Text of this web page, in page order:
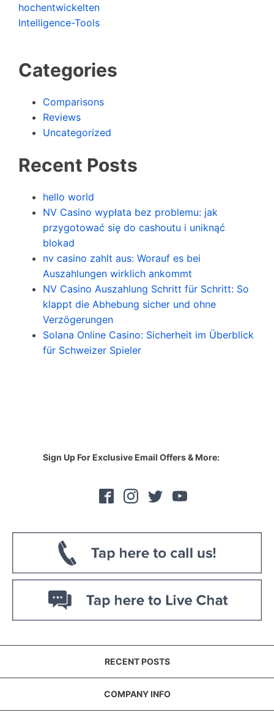
hochentwickelten
Intelligence-Tools
Categories
Comparisons
Reviews
Uncategorized
Recent Posts
hello world
NV Casino wypłata bez problemu: jak
przygotować się do cashoutu i uniknąć
blokad
nv casino zahlt aus: Worauf es bei
Auszahlungen wirklich ankommt
NV Casino Auszahlung Schritt für Schritt: So
klappt die Abhebung sicher und ohne
Verzögerungen
Solana Online Casino: Sicherheit im Überblick
für Schweizer Spieler
Sign Up For Exclusive Email Offers & More:
RECENT POSTS
COMPANY INFO